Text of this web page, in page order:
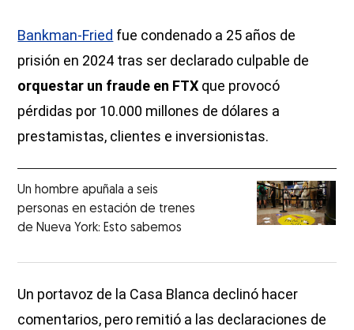
Bankman-Fried fue condenado a 25 años de
prisión en 2024 tras ser declarado culpable de
orquestar un fraude en FTX que provocó
pérdidas por 10.000 millones de dólares a
prestamistas, clientes e inversionistas.
Un hombre apuñala a seis
personas en estación de trenes
de Nueva York: Esto sabemos
Un portavoz de la Casa Blanca declinó hacer
comentarios, pero remitió a las declaraciones de